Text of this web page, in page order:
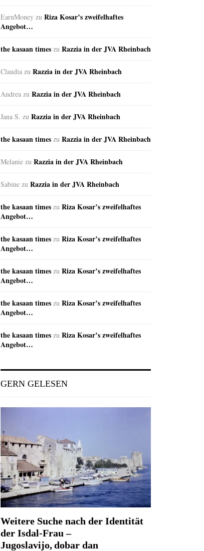
EarnMoney zu Riza Kosar’s zweifelhaftes
Angebot…
the kasaan times zu Razzia in der JVA Rheinbach
Claudia zu Razzia in der JVA Rheinbach
Andrea zu Razzia in der JVA Rheinbach
Jana S. zu Razzia in der JVA Rheinbach
the kasaan times zu Razzia in der JVA Rheinbach
Melanie zu Razzia in der JVA Rheinbach
Sabine zu Razzia in der JVA Rheinbach
the kasaan times zu Riza Kosar’s zweifelhaftes
Angebot…
the kasaan times zu Riza Kosar’s zweifelhaftes
Angebot…
the kasaan times zu Riza Kosar’s zweifelhaftes
Angebot…
the kasaan times zu Riza Kosar’s zweifelhaftes
Angebot…
the kasaan times zu Riza Kosar’s zweifelhaftes
Angebot…
GERN GELESEN
Weitere Suche nach der Identität
der Isdal-Frau –
Jugoslavijo, dobar dan